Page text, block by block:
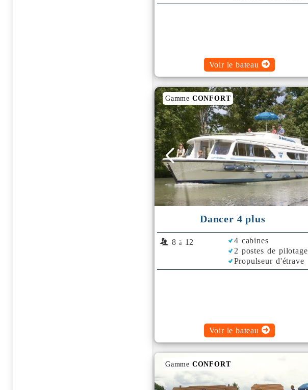
Voir le bateau
Gamme CONFORT
Dancer 4 plus
8 à 12
4 cabines
2 postes de pilotage
Propulseur d'étrave
Voir le bateau
Gamme CONFORT